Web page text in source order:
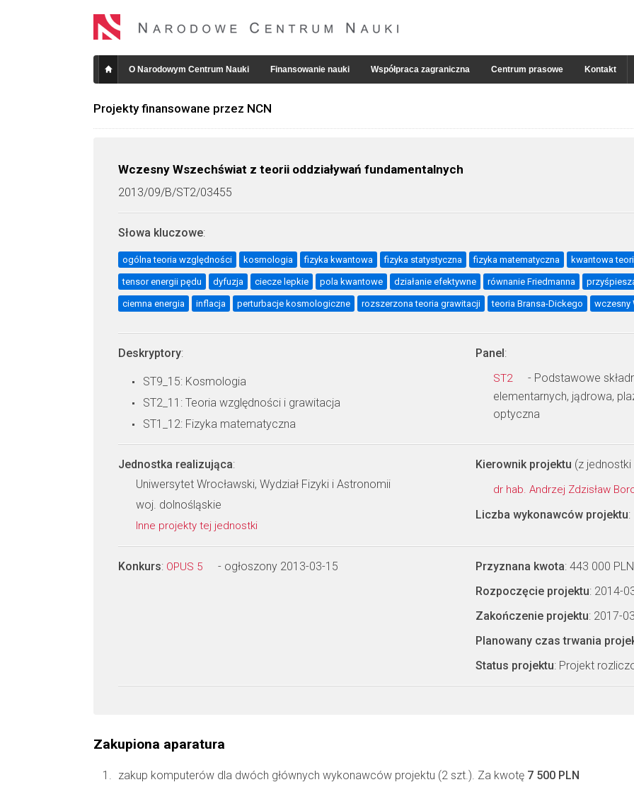
O Narodowym Centrum Nauki Finansowanie nauki Współpraca zagraniczna Centrum prasowe Kontakt
Projekty finansowane przez NCN
Wczesny Wszechświat z teorii oddziaływań fundamentalnych
2013/09/B/ST2/03455
Słowa kluczowe:
ogólna teoria względności kosmologia fizyka kwantowa fizyka statystyczna fizyka matematyczna kwantowa
tensor energii pędu dyfuzja ciecze lepkie pola kwantowe działanie efektywne równanie Friedmanna
ciemna energia inflacja perturbacje kosmologiczne rozszerzona teoria grawitacji teoria Bransa-Dickego wczesny
Deskryptory:
ST9_15: Kosmologia
ST2_11: Teoria względności i grawitacja
ST1_12: Fizyka matematyczna
Panel:
ST2
- Podstawowe
elementarnych, jądrowa,
optyczna
Jednostka realizująca:
Uniwersytet Wrocławski, Wydział Fizyki i Astronomii
woj. dolnośląskie
Inne projekty tej jednostki
Kierownik projektu (z jednostki
dr hab. Andrzej Zdzisław
Liczba wykonawców projektu:
Konkurs: OPUS 5 - ogłoszony 2013-03-15 Przyznana kwota: 443 000 PLN
Rozpoczęcie projektu: 2014-
Zakończenie projektu: 2017-
Planowany czas trwania
Status projektu: Projekt
Zakupiona aparatura
zakup komputerów dla dwóch głównych wykonawców projektu (2 szt.). Za kwotę 7 500 PLN